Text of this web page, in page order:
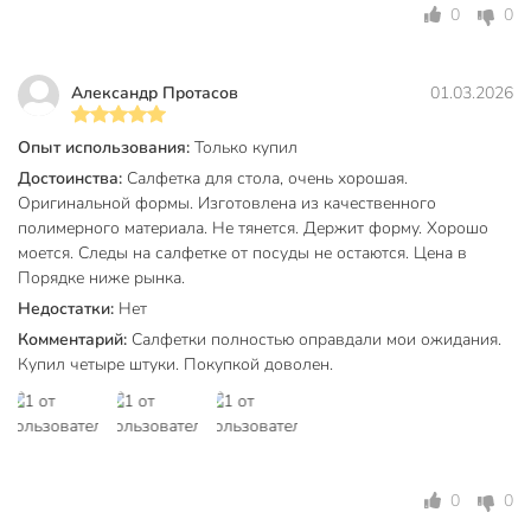
0 0
Александр Протасов 01.03.2026
Опыт использования: Только купил
Достоинства: Салфетка для стола, очень хорошая.
Оригинальной формы. Изготовлена из качественного
полимерного материала. Не тянется. Держит форму. Хорошо
моется. Следы на салфетке от посуды не остаются. Цена в
Порядке ниже рынка.
Недостатки: Нет
Комментарий: Салфетки полностью оправдали мои ожидания.
Купил четыре штуки. Покупкой доволен.
0 0